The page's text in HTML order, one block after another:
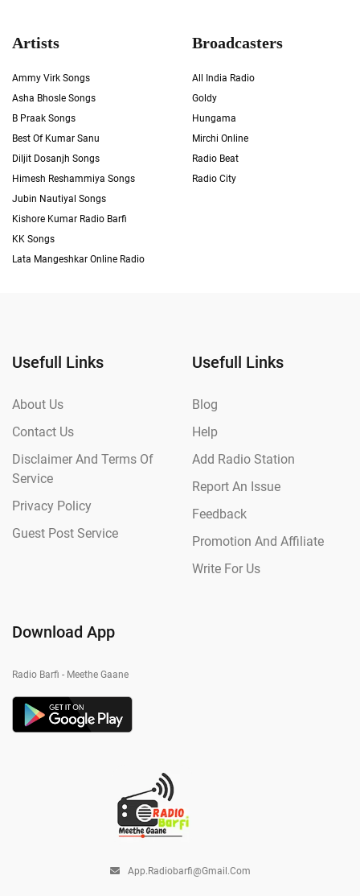
Artists
Ammy Virk Songs
Asha Bhosle Songs
B Praak Songs
Best Of Kumar Sanu
Diljit Dosanjh Songs
Himesh Reshammiya Songs
Jubin Nautiyal Songs
Kishore Kumar Radio Barfi
KK Songs
Lata Mangeshkar Online Radio
Broadcasters
All India Radio
Goldy
Hungama
Mirchi Online
Radio Beat
Radio City
Usefull Links
About Us
Contact Us
Disclaimer And Terms Of
Service
Privacy Policy
Guest Post Service
Usefull Links
Blog
Help
Add Radio Station
Report An Issue
Feedback
Promotion And Affiliate
Write For Us
Download App
Radio Barfi - Meethe Gaane
App.radiobarfi@gmail.com